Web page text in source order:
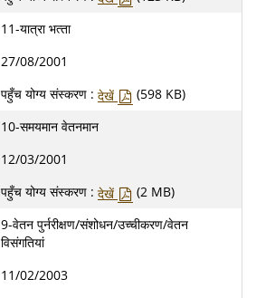
11-यात्रा भत्‍ता
27/08/2001
पहुँच योग्य संस्करण : देखें
(598 KB)
10-समयमान वेतनमान
12/03/2001
पहुँच योग्य संस्करण : देखें
(2 MB)
9-वेतन पुर्नरीक्षण/संशोधन/उच्‍चीकरण/वेतन
विसंगतियां
11/02/2003